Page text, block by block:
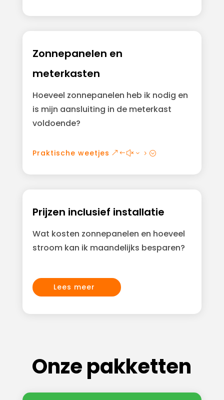
Zonnepanelen en
meterkasten
Hoeveel zonnepanelen heb ik nodig en
is mijn aansluiting in de meterkast
voldoende?
Praktische weetjes
Prijzen inclusief installatie
Wat kosten zonnepanelen en hoeveel
stroom kan ik maandelijks besparen?
Lees meer
Onze pakketten